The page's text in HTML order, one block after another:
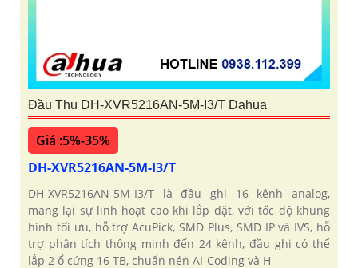
Đầu Thu DH-XVR5216AN-5M-I3/T Dahua
Giá :5%-35%
DH-XVR5216AN-5M-I3/T
DH-XVR5216AN-5M-I3/T là đầu ghi 16 kênh analog,
mang lại sự linh hoạt cao khi lắp đặt, với tốc độ khung
hình tối ưu, hỗ trợ AcuPick, SMD Plus, SMD IP và IVS, hỗ
trợ phân tích thông minh đến 24 kênh, đầu ghi có thể
lắp 2 ổ cứng 16 TB, chuẩn nén AI-Coding và H